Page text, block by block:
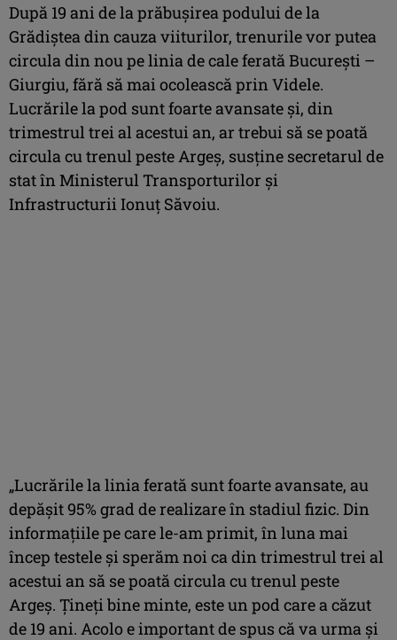
După 19 ani de la prăbuşirea podului de la
Grădiştea din cauza viiturilor, trenurile vor putea
circula din nou pe linia de cale ferată Bucureşti –
Giurgiu, fără să mai ocolească prin Videle.
Lucrările la pod sunt foarte avansate şi, din
trimestrul trei al acestui an, ar trebui să se poată
circula cu trenul peste Argeş, susține secretarul de
stat în Ministerul Transporturilor şi
Infrastructurii Ionuţ Săvoiu.
„Lucrările la linia ferată sunt foarte avansate, au
depăşit 95% grad de realizare în stadiul fizic. Din
informaţiile pe care le-am primit, în luna mai
încep testele şi sperăm noi ca din trimestrul trei al
acestui an să se poată circula cu trenul peste
Argeş. Ţineţi bine minte, este un pod care a căzut
de 19 ani. Acolo e important de spus că va urma şi